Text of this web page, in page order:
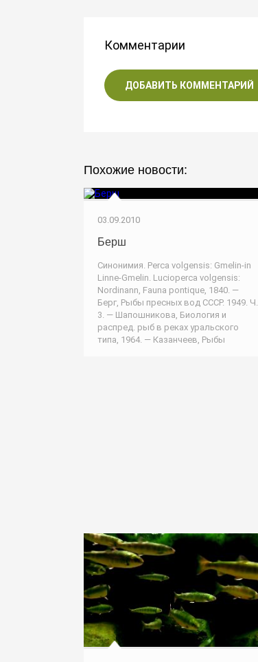
Комментарии
ДОБАВИТЬ КОММЕНТАРИЙ
Похожие новости:
03.09.2010
Берш
Синонимия. Perca volgensis: Gmelin-in
Linne-Gmelin. Lucioperca volgensis:
Nordinann, Fauna pontique, 1840. —
Берг, Рыбы пресных вод СССР. 1949. Ч.
3. — Шапошникова, Биология и
распред. рыб в реках уральского
типа, 1964. — Казанчеев, Рыбы